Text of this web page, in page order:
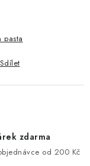
pasta
Sdílet
zdarma
od 200 Kč